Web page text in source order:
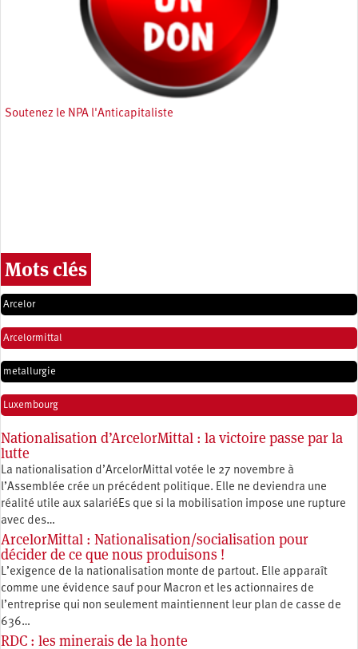
Soutenez le NPA l'Anticapitaliste
Mots clés
Arcelor
Arcelormittal
metallurgie
Luxembourg
Nationalisation d’ArcelorMittal : la victoire passe par la
lutte
La nationalisation d’ArcelorMittal votée le 27 novembre à
l’Assemblée crée un précédent politique. Elle ne deviendra une
réalité utile aux salariéEs que si la mobilisation impose une rupture
avec des…
ArcelorMittal : Nationalisation/socialisation pour
décider de ce que nous produisons !
L’exigence de la nationalisation monte de partout. Elle apparaît
comme une évidence sauf pour Macron et les actionnaires de
l’entreprise qui non seulement maintiennent leur plan de casse de
636…
RDC : les minerais de la honte